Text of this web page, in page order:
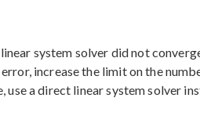
system solver did not
increase the limit on the
a direct linear system solver